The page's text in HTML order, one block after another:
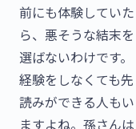
前にも体験していた
ら、悪そうな結末を
選ばないわけです。
経験をしなくても先
読みができる人もい
ますよね。孫さんは